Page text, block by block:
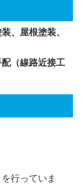
、屋根塗装、
（線路近接工
行っていま